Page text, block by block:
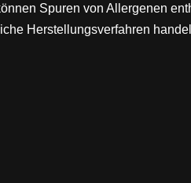
Spuren von Allergenen
Herstellungsverfahren